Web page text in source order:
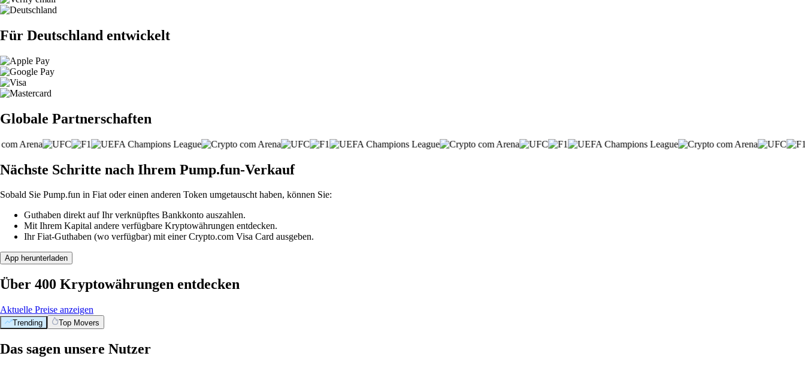
Für Deutschland entwickelt
Globale Partnerschaften
Nächste Schritte nach Ihrem Pump.fun-Verkauf
Sobald Sie Pump.fun in Fiat oder einen anderen Token umgetauscht haben, können Sie:
Guthaben direkt auf Ihr verknüpftes Bankkonto auszahlen.
Mit Ihrem Kapital andere verfügbare Kryptowährungen entdecken.
Ihr Fiat-Guthaben (wo verfügbar) mit einer Crypto.com Visa Card ausgeben.
App herunterladen
Über 400 Kryptowährungen entdecken
Aktuelle Preise anzeigen
Trending Top Movers
Das sagen unsere Nutzer